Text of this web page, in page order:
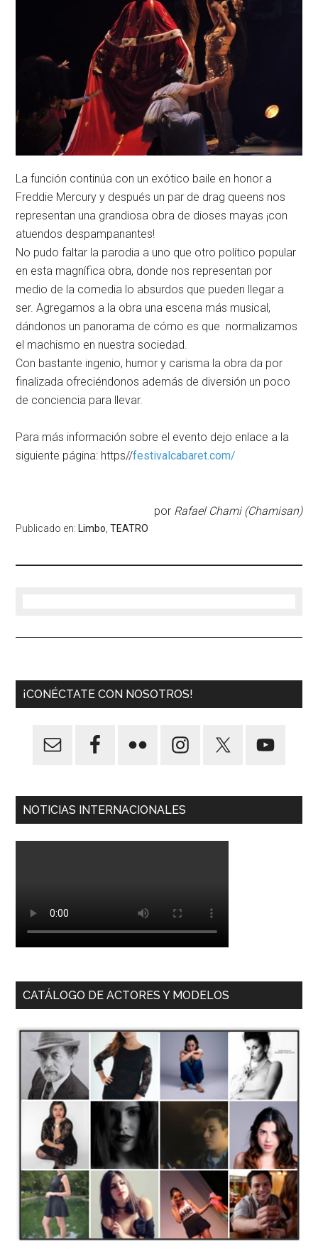
La función continúa con un exótico baile en honor a
Freddie Mercury y después un par de drag queens nos
representan una grandiosa obra de dioses mayas ¡con
atuendos despampanantes!
No pudo faltar la parodia a uno que otro político popular
en esta magnífica obra, donde nos representan por
medio de la comedia lo absurdos que pueden llegar a
ser. Agregamos a la obra una escena más musical,
dándonos un panorama de cómo es que normalizamos
el machismo en nuestra sociedad.
Con bastante ingenio, humor y carisma la obra da por
finalizada ofreciéndonos además de diversión un poco
de conciencia para llevar.
Para más información sobre el evento dejo enlace a la
siguiente página: https//festivalcabaret.com/
por Rafael Chami (Chamisan)
Publicado en: Limbo ,TEATRO
¡CONÉCTATE CON NOSOTROS!
NOTICIAS INTERNACIONALES
CATÁLOGO DE ACTORES Y MODELOS